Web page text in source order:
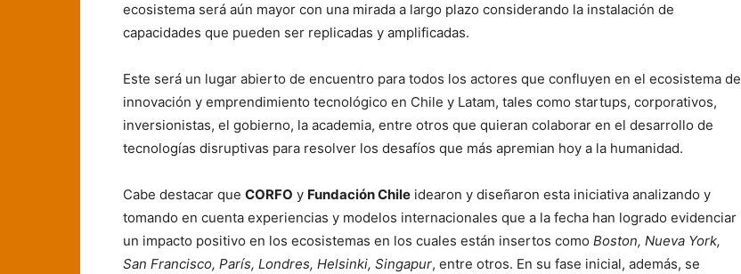
ecosistema será aún mayor con una mirada a largo plazo considerando la instalación de
capacidades que pueden ser replicadas y amplificadas.
Este será un lugar abierto de encuentro para todos los actores que confluyen en el ecosistema de
innovación y emprendimiento tecnológico en Chile y Latam, tales como startups, corporativos,
inversionistas, el gobierno, la academia, entre otros que quieran colaborar en el desarrollo de
tecnologías disruptivas para resolver los desafíos que más apremian hoy a la humanidad.
Cabe destacar que CORFO y Fundación Chile idearon y diseñaron esta iniciativa analizando y
tomando en cuenta experiencias y modelos internacionales que a la fecha han logrado evidenciar
un impacto positivo en los ecosistemas en los cuales están insertos como Boston, Nueva York,
San Francisco, París, Londres, Helsinki, Singapur, entre otros. En su fase inicial, además, se